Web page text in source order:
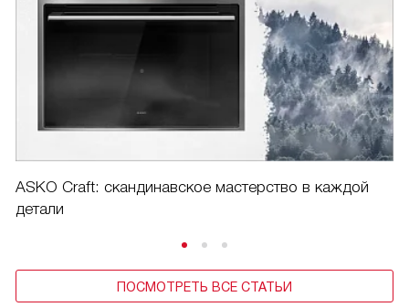
ASKO Craft: скандинавское мастерство в каждой
детали
ПОСМОТРЕТЬ ВСЕ СТАТЬИ